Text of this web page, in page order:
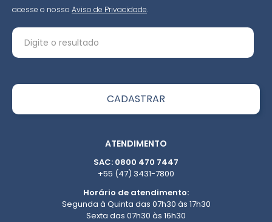
acesse o nosso Aviso de Privacidade.
ATENDIMENTO
SAC: 0800 470 7447
+55 (47) 3431-7800
Horário de atendimento:
Segunda à Quinta das 07h30 às 17h30
Sexta das 07h30 às 16h30